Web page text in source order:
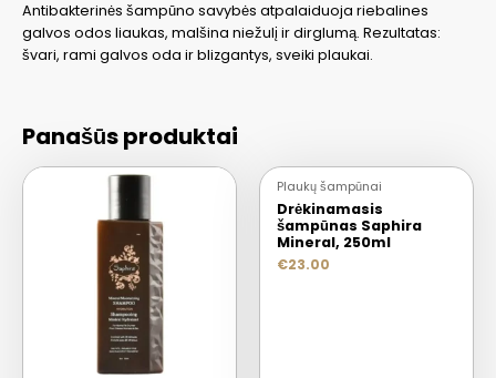
Antibakterinės šampūno savybės atpalaiduoja riebalines
galvos odos liaukas, malšina niežulį ir dirglumą. Rezultatas:
švari, rami galvos oda ir blizgantys, sveiki plaukai.
Panašūs produktai
Plaukų šampūnai
Drėkinamasis
šampūnas Saphira
Mineral, 250ml
€23.00